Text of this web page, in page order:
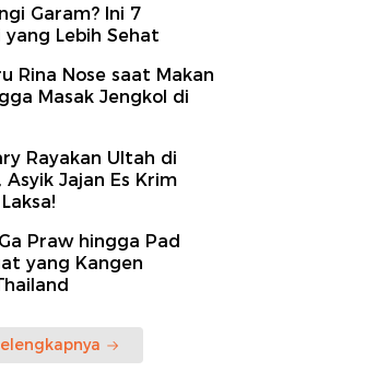
Garam? Ini 7
Lebih Sehat
Rina Nose saat Makan
Masak Jengkol di
Rayakan Ultah di
Asyik Jajan Es Krim
Praw hingga Pad
yang Kangen